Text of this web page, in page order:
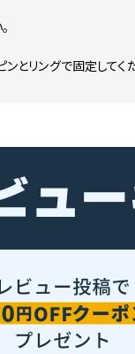
とリングで固定してく